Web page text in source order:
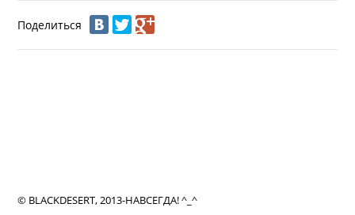
Поделиться
© BLACKDESERT, 2013-НАВСЕГДА! ^_^